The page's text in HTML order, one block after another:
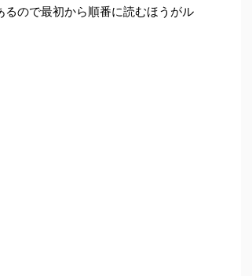
ので最初から順番に読むほうがル